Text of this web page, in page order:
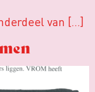
van […]